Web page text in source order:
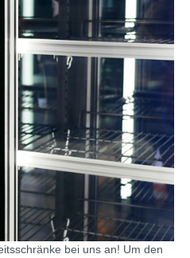
bei uns an! Um den